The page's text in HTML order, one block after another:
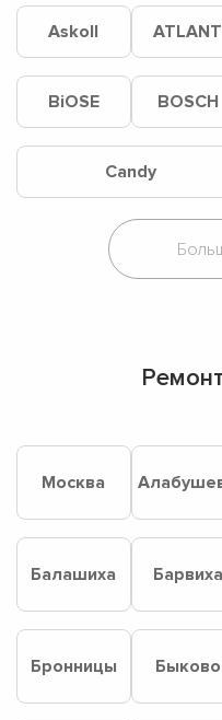
Askoll ATLANT
BiOSE BOSCH
Candy
Москва
Балашиха Барвиха
Бронницы Быково